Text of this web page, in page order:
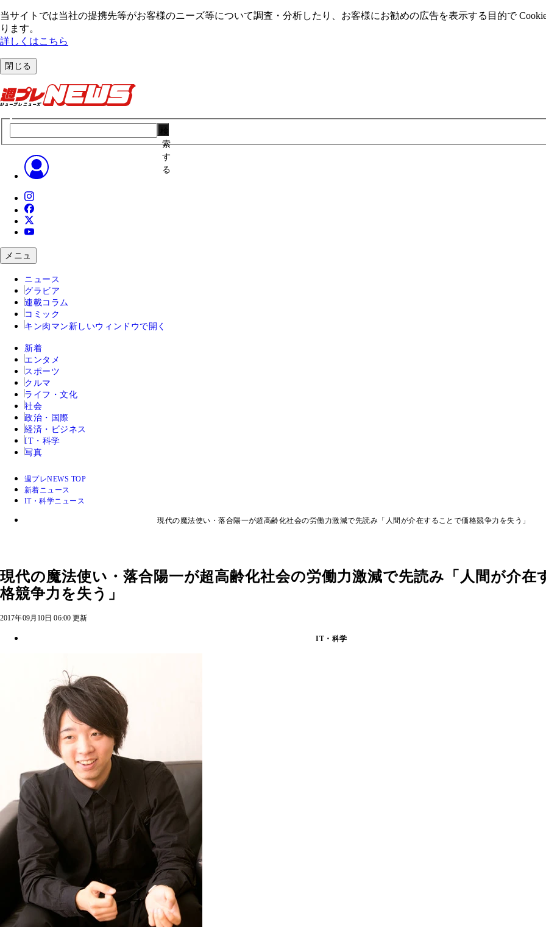
当サイトでは当社の提携先等がお客様のニーズ等について調査・分析したり、お客様にお勧めの広告を表⽰する⽬的で
ります。
詳しくはこちら
閉じる
索
す
る
メニュ
ニュース
グラビア
連載コラム
コミック
キン肉マン 新しいウィンドウで開く
新着
エンタメ
スポーツ
クルマ
ライフ・文化
社会
政治・国際
経済・ビジネス
IT・科学
写真
週プレNEWS TOP
新着ニュース
IT・科学ニュース
現代の魔法使い・落合陽一が超高齢化社会の労働力激減で先読み「人間が介在することで価格競争力を失う」
現代の魔法使い・落合陽一が超高齢化社会の労働力激減で先読み「人間が介在
格競争力を失う」
2017年09月10日 06:00 更新
IT・科学